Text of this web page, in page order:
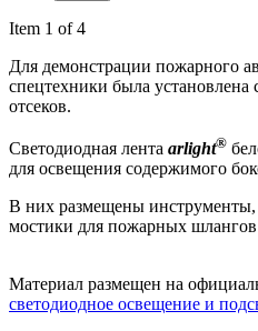
Item 1 of 4
Для демонстрации пожарного
спецтехники была установлена
отсеков.
Светодиодная лента arlight®
для освещения содержимого
В них размещены инструменты,
мостики для пожарных
Материал размещен на
светодиодное освещение и